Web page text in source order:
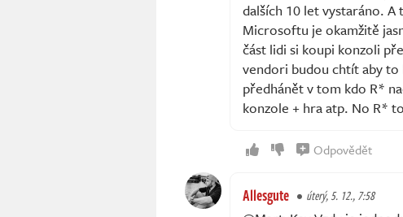
dalších 10 let vystaráno.
Microsoftu je okamžitě
část lidi si koupi konzoli
vendori budou chtít aby to
předhánět v tom kdo R*
konzole + hra atp. No R*
Odpovědět
Allesgute úterý, 5. 12., 7:58